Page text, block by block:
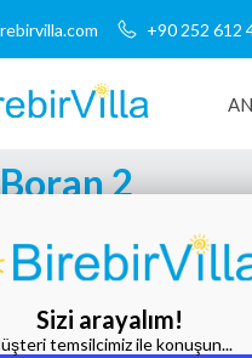
+90 252 612
2
Göster
Sizi arayalım!
temsilcimiz ile konuşun...